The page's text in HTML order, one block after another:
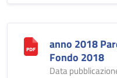
anno 2018
Fondo 2018
Data